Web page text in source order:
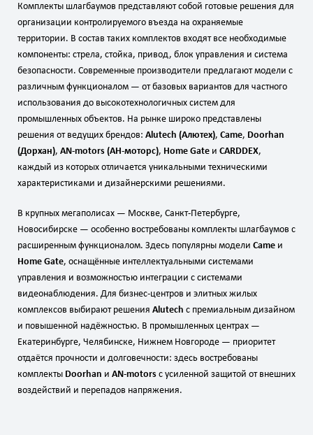
Комплекты шлагбаумов представляют собой готовые решения для
организации контролируемого въезда на охраняемые
территории. В состав таких комплектов входят все необходимые
компоненты: стрела, стойка, привод, блок управления и система
безопасности. Современные производители предлагают модели с
различным функционалом — от базовых вариантов для частного
использования до высокотехнологичных систем для
промышленных объектов. На рынке широко представлены
решения от ведущих брендов: Alutech (Алютех), Came, Doorhan
(Дорхан), AN‑motors (АН‑моторс), Home Gate и CARDDEX,
каждый из которых отличается уникальными техническими
характеристиками и дизайнерскими решениями.
В крупных мегаполисах — Москве, Санкт‑Петербурге,
Новосибирске — особенно востребованы комплекты шлагбаумов с
расширенным функционалом. Здесь популярны модели Came и
Home Gate, оснащённые интеллектуальными системами
управления и возможностью интеграции с системами
видеонаблюдения. Для бизнес‑центров и элитных жилых
комплексов выбирают решения Alutech с премиальным дизайном
и повышенной надёжностью. В промышленных центрах —
Екатеринбурге, Челябинске, Нижнем Новгороде — приоритет
отдаётся прочности и долговечности: здесь востребованы
комплекты Doorhan и AN‑motors с усиленной защитой от внешних
воздействий и перепадов напряжения.